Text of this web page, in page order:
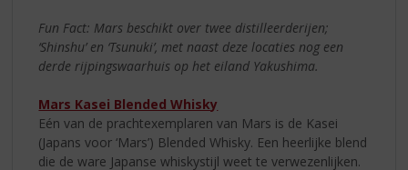
Fun Fact: Mars beschikt over twee distilleerderijen;
‘Shinshu’ en ‘Tsunuki’, met naast deze locaties nog een
derde rijpingswaarhuis op het eiland Yakushima.
Mars Kasei Blended Whisky
Eén van de prachtexemplaren van Mars is de Kasei
(Japans voor ‘Mars’) Blended Whisky. Een heerlijke blend
die de ware Japanse whiskystijl weet te verwezenlijken.